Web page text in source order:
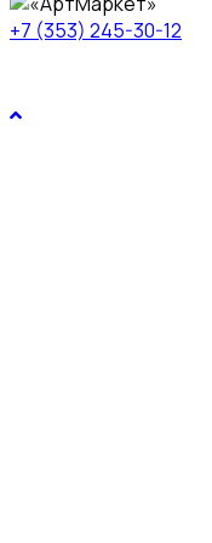
+7 (353) 245-30-12